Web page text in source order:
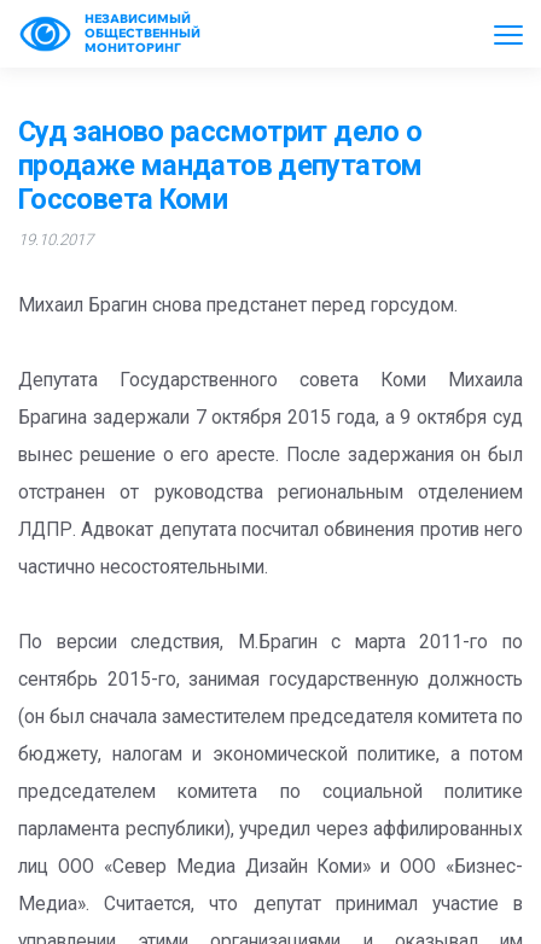
НЕЗАВИСИМЫЙ
ОБЩЕСТВЕННЫЙ
МОНИТОРИНГ
Суд заново рассмотрит дело о
продаже мандатов депутатом
Госсовета Коми
19.10.2017
Михаил Брагин снова предстанет перед горсудом.
Депутата Государственного совета Коми Михаила
Брагина задержали 7 октября 2015 года, а 9 октября суд
вынес решение о его аресте. После задержания он был
отстранен от руководства региональным отделением
ЛДПР. Адвокат депутата посчитал обвинения против него
частично несостоятельными.
По версии следствия, М.Брагин с марта 2011-го по
сентябрь 2015-го, занимая государственную должность
(он был сначала заместителем председателя комитета по
бюджету, налогам и экономической политике, а потом
председателем комитета по социальной политике
парламента республики), учредил через аффилированных
лиц ООО «Север Медиа Дизайн Коми» и ООО «Бизнес-
Медиа». Считается, что депутат принимал участие в